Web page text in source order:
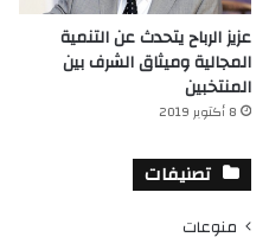
عزيز الرباح يتحدث عن التنمية
المجالية وميثاق الشرف بين
المنتخبين
8 أكتوبر 2019
تصنيفات
منوعات